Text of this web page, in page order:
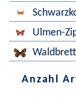
Ulmen-
Anzahl